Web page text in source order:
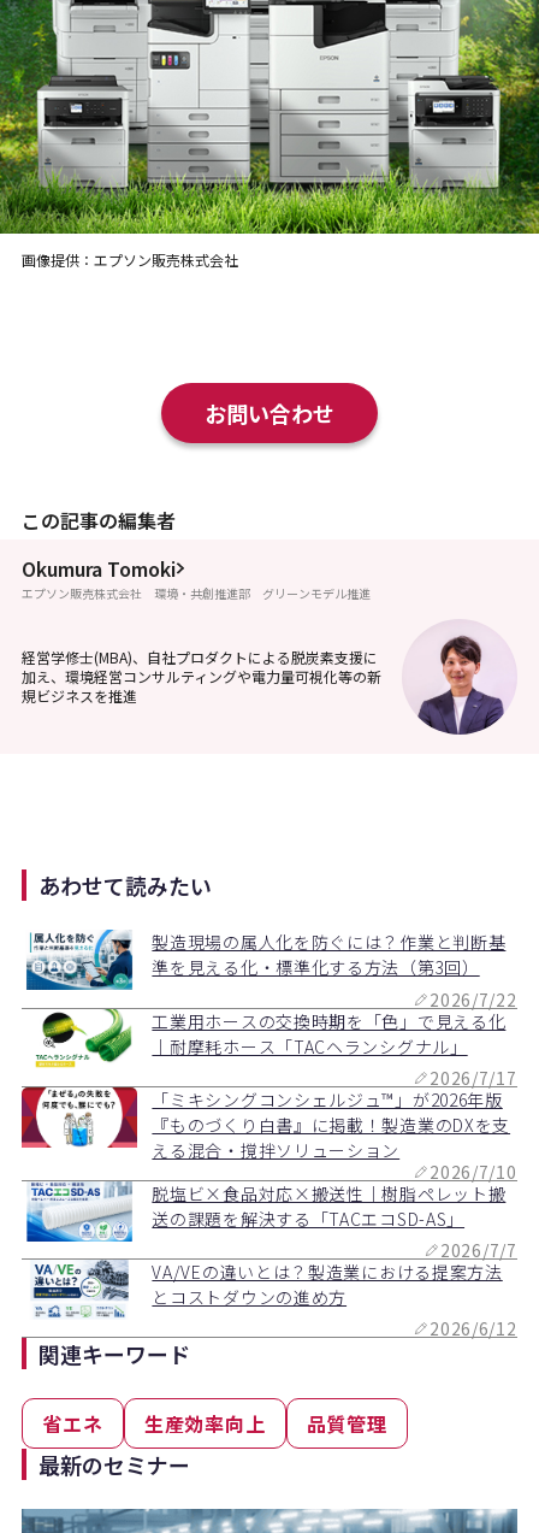
画像提供：エプソン販売株式会社
お問い合わせ
この記事の編集者
Okumura Tomoki
エプソン販売株式会社 環境・共創推進部 グリーンモデル推進
経営学修士(MBA)、自社プロダクトによる脱炭素支援に
加え、環境経営コンサルティングや電力量可視化等の新
規ビジネスを推進
あわせて読みたい
製造現場の属人化を防ぐには？作業と判断基
準を見える化・標準化する方法（第3回）
2026/7/22
工業用ホースの交換時期を「色」で見える化
｜耐摩耗ホース「TACヘランシグナル」
2026/7/17
「ミキシングコンシェルジュ™」が2026年版
『ものづくり白書』に掲載！製造業のDXを支
える混合・撹拌ソリューション
2026/7/10
脱塩ビ×食品対応×搬送性｜樹脂ペレット搬
送の課題を解決する「TACエコSD-AS」
2026/7/7
VA/VEの違いとは？製造業における提案方法
とコストダウンの進め方
2026/6/12
関連キーワード
省エネ 生産効率向上 品質管理
最新のセミナー